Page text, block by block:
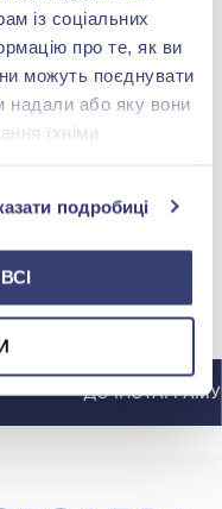
із соціальних
про те, як ви
можуть поєднувати
надали або яку вони
їхніми
подробиці
ДО ІНСТАГРАМУ